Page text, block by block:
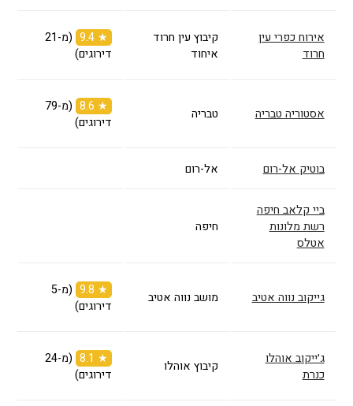
אירוח כפרי עין
חרוד
קיבוץ עין חרוד
איחוד
★ 9.4
(מ-21
דירוגים)
אסטוריה טבריה טבריה ★ 8.6
(מ-79
דירוגים)
בוטיק אל-רום אל-רום
ביי קלאב חיפה
רשת מלונות
אטלס
חיפה
גייקוב נווה אטיב מושב נווה אטיב ★ 9.8
(מ-5
דירוגים)
ג׳ייקוב אוהלו
כנרת
קיבוץ אוהלו ★ 8.1
(מ-24
דירוגים)